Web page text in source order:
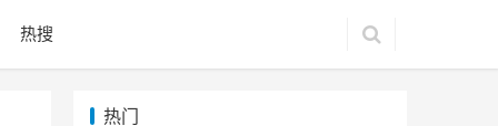
热搜
热门